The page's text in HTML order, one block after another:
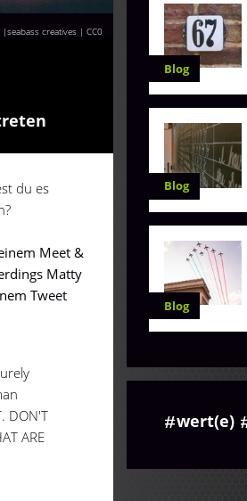
|seabass creatives| CC0
du es
Meet &
Matty
Tweet
DON'T
ARE
Blog
Blog
Blog
wert(e)